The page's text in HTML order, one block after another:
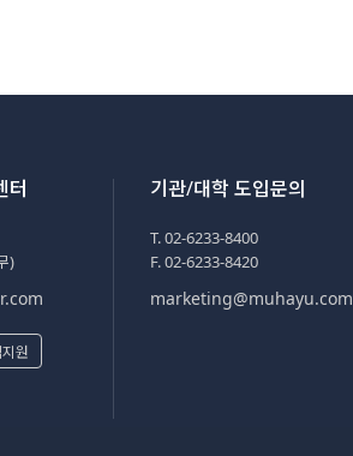
터
)
원
기관/대학 도입문의
T. 02-6233-8400
F. 02-6233-8420
marketing@muhayu.com